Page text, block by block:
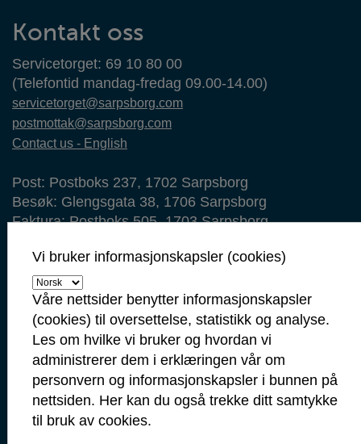
Kontaktinformasjon
Kontakt oss
Servicetorget: 69 10 80 00
(Telefontid mandag-fredag 09.00-14.00)
servicetorget@sarpsborg.com
postmottak@sarpsborg.com
Contact us - English
Post: Postboks 237, 1702 Sarpsborg
Besøk: Glengsgata 38, 1706 Sarpsborg
Faktura: Postboks 505, 1703 Sarpsborg
Kommunenummer: 3105
Min side
Ansattportal
Vakt- og nødtelefoner
Politi: 112
Brann: 110
Ambulanse: 113
Vi bruker informasjonskapsler (cookies)
Våre nettsider benytter informasjonskapsler
(cookies) til oversettelse, statistikk og analyse.
Les om hvilke vi bruker og hvordan vi
administrerer dem i erklæringen vår om
personvern og informasjonskapsler i bunnen på
nettsiden. Her kan du også trekke ditt samtykke
til bruk av cookies.